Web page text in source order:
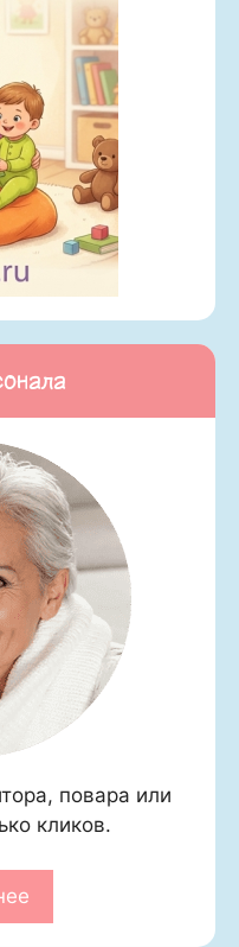
повара или
кликов.